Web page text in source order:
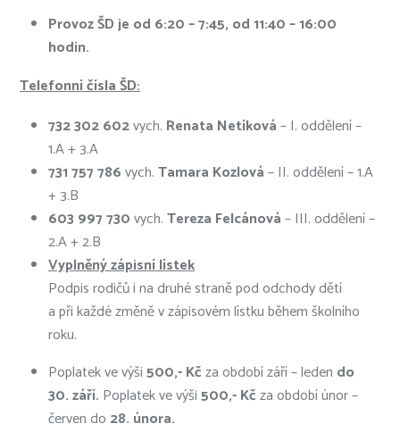
Provoz ŠD je od 6:20 – 7:45, od 11:40 – 16:00
hodin.
Telefonní čísla ŠD:
732 302 602vych. Renata Netíková– I. oddělení –
1.A + 3.A
731 757 786vych.Tamara Kozlová– II. oddělení – 1.A
+ 3.B
603 997 730vych.Tereza Felcánová– III. oddělení –
2.A + 2.B
Vyplněný zápisní lístek
Podpis rodičů i na druhé straně pod odchody dětí
a při každé změně v zápisovém lístku během školního
roku.
Poplatek ve výši500,- Kčza období září – leden do
30. září. Poplatek ve výši500,- Kčza období únor –
červen do 28. února.